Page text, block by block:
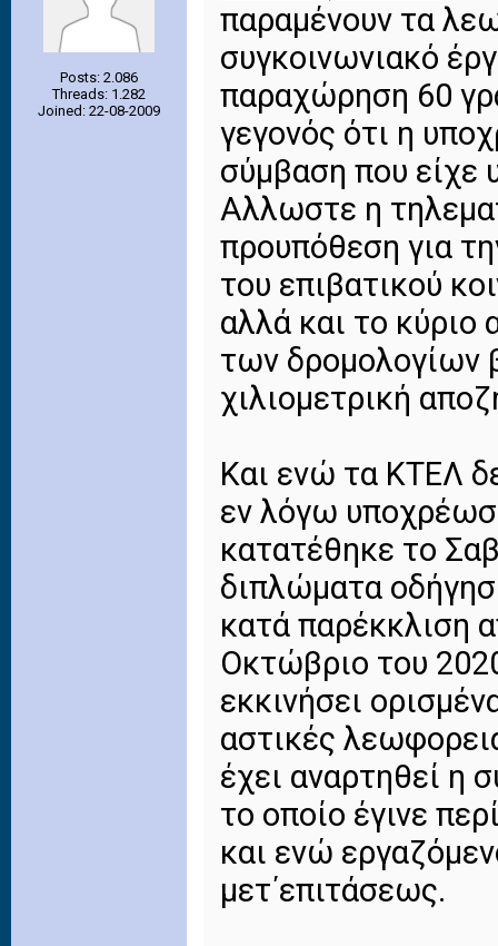
Posts: 2.086
Threads: 1.282
Joined: 22-08-2009
παραμένουν τα
συγκοινωνιακό
παραχώρηση 60
γεγονός ότι η
σύμβαση που είχε
Αλλωστε η
προυπόθεση για
του επιβατικού
αλλά και το κύριο
των δρομολογίων
χιλιομετρική
Και ενώ τα ΚΤΕΛ
εν λόγω
κατατέθηκε το
διπλώματα
κατά παρέκκλιση
Οκτώβριο του
εκκινήσει
αστικές
έχει αναρτηθεί η
το οποίο έγινε
και ενώ
μετ΄επιτάσεως.